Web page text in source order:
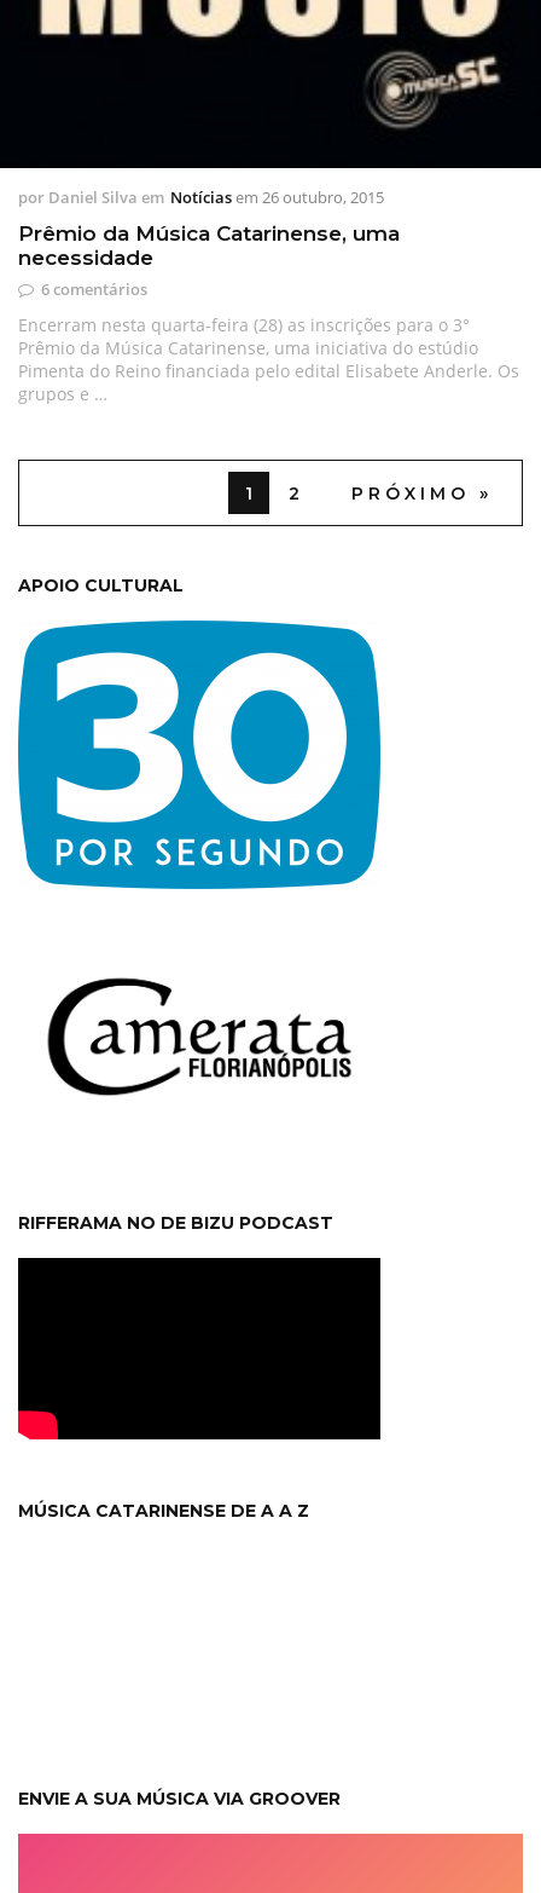
por Daniel Silva em Notíciasem 26 outubro, 2015
Prêmio da Música Catarinense, uma
necessidade
6 comentários
Encerram nesta quarta-feira (28) as inscrições para o 3°
Prêmio da Música Catarinense, uma iniciativa do estúdio
Pimenta do Reino financiada pelo edital Elisabete Anderle. Os
grupos e …
1 2 PRÓXIMO »
APOIO CULTURAL
RIFFERAMA NO DE BIZU PODCAST
MÚSICA CATARINENSE DE A A Z
ENVIE A SUA MÚSICA VIA GROOVER